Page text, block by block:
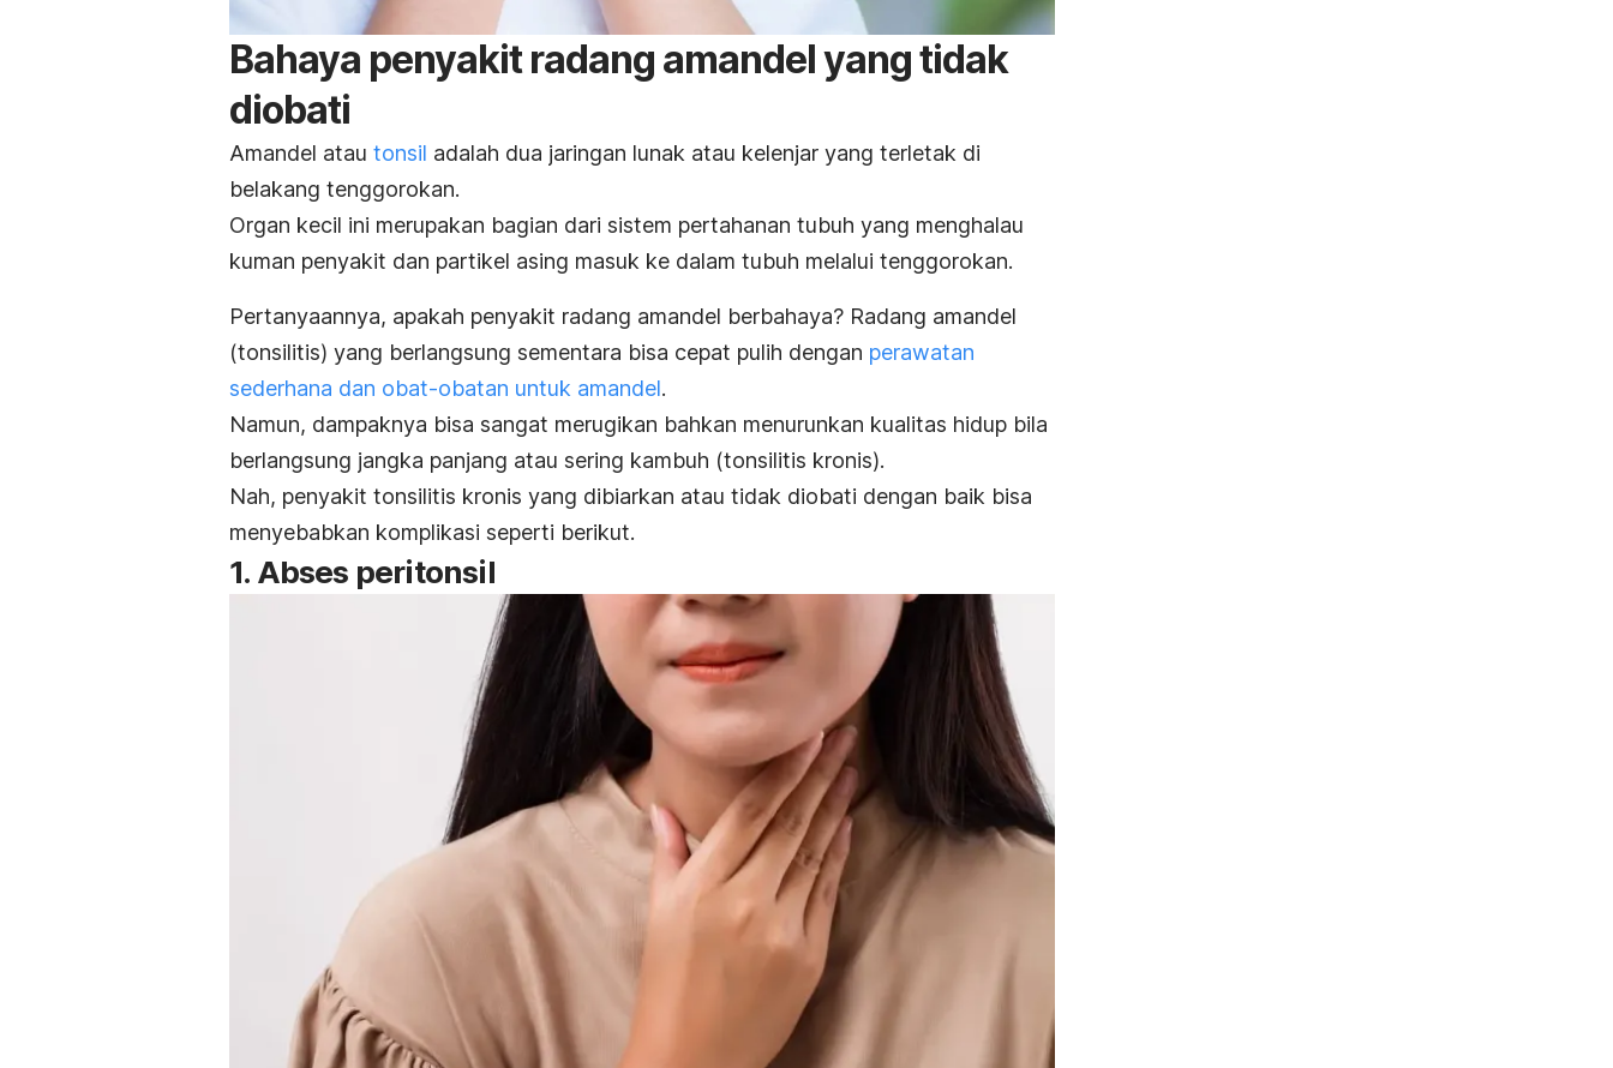
Bahaya penyakit radang amandel yang tidak
diobati
Amandel atau tonsil adalah dua jaringan lunak atau kelenjar yang terletak di
belakang tenggorokan.
Organ kecil ini merupakan bagian dari sistem pertahanan tubuh yang menghalau
kuman penyakit dan partikel asing masuk ke dalam tubuh melalui tenggorokan.
Pertanyaannya, apakah penyakit radang amandel berbahaya? Radang amandel
(tonsilitis) yang berlangsung sementara bisa cepat pulih dengan perawatan
sederhana dan obat-obatan untuk amandel.
Namun, dampaknya bisa sangat merugikan bahkan menurunkan kualitas hidup bila
berlangsung jangka panjang atau sering kambuh (tonsilitis kronis).
Nah, penyakit tonsilitis kronis yang dibiarkan atau tidak diobati dengan baik bisa
menyebabkan komplikasi seperti berikut.
1. Abses peritonsil